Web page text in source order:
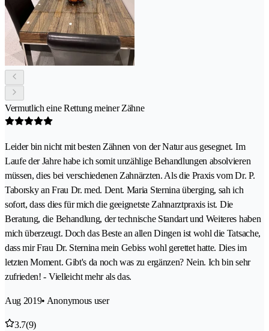
Vermutlich eine Rettung meiner Zähne
Leider bin nicht mit besten Zähnen von der Natur aus gesegnet. Im
Laufe der Jahre habe ich somit unzählige Behandlungen absolvieren
müssen, dies bei verschiedenen Zahnärzten. Als die Praxis vom Dr. P.
Taborsky an Frau Dr. med. Dent. Maria Sternina überging, sah ich
sofort, dass dies für mich die geeignetste Zahnarztpraxis ist. Die
Beratung, die Behandlung, der technische Standart und Weiteres haben
mich überzeugt. Doch das Beste an allen Dingen ist wohl die Tatsache,
dass mir Frau Dr. Sternina mein Gebiss wohl gerettet hatte. Dies im
letzten Moment. Gibt's da noch was zu ergänzen? Nein. Ich bin sehr
zufrieden! - Vielleicht mehr als das.
Aug 2019• Anonymous user
3.7(9)